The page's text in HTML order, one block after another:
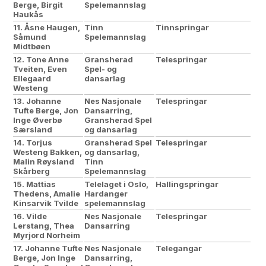
Berge, Birgit
Haukås
Spelemannslag
11. Åsne Haugen,
Såmund
Midtbøen
Tinn
Spelemannslag
Tinnspringar
12. Tone Anne
Tveiten, Even
Ellegaard
Westeng
Gransherad
Spel- og
dansarlag
Telespringar
13. Johanne
Tufte Berge, Jon
Inge Øverbø
Særsland
Nes Nasjonale
Dansarring,
Gransherad Spel
og dansarlag
Telespringar
14. Torjus
Westeng Bakken,
Malin Røysland
Skårberg
Gransherad Spel
og dansarlag,
Tinn
Spelemannslag
Telespringar
15. Mattias
Thedens, Amalie
Kinsarvik Tvilde
Telelaget i Oslo,
Hardanger
spelemannslag
Hallingspringar
16. Vilde
Lerstang, Thea
Myrjord Norheim
Nes Nasjonale
Dansarring
Telespringar
17. Johanne Tufte
Berge, Jon Inge
Nes Nasjonale
Dansarring,
Telegangar